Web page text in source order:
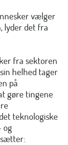
vælger
lyder det fra
fra sektoren
helhed tager
på
gøre tingene
teknologiske
og